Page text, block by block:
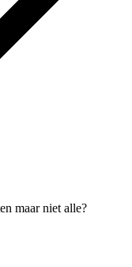
maar niet alle?